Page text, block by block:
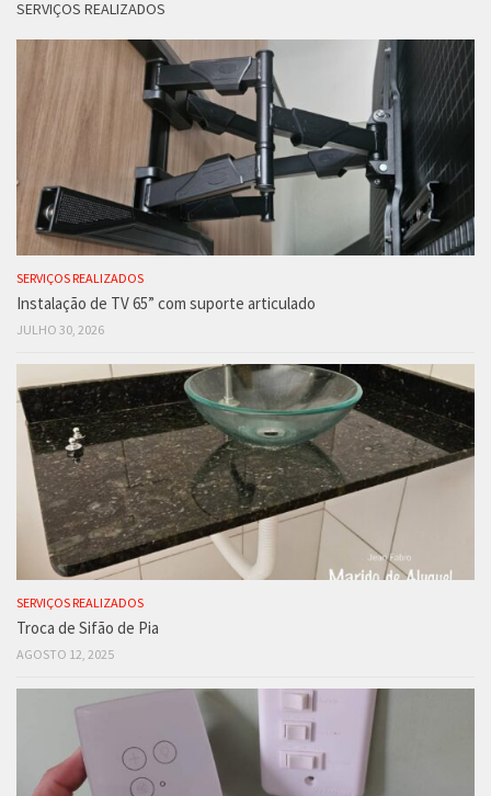
SERVIÇOS REALIZADOS
SERVIÇOS REALIZADOS
Instalação de TV 65” com suporte articulado
JULHO 30, 2026
SERVIÇOS REALIZADOS
Troca de Sifão de Pia
AGOSTO 12, 2025